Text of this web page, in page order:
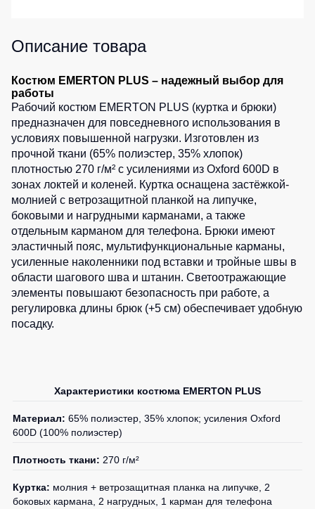
Батники
молнии
Батники
Tours
Свитшоты
Женские
батники
Детские
батники
Описание товара
Костюм EMERTON PLUS – надежный выбор для
работы
Рабочий костюм EMERTON PLUS (куртка и брюки)
предназначен для повседневного использования в
условиях повышенной нагрузки. Изготовлен из
прочной ткани (65% полиэстер, 35% хлопок)
плотностью 270 г/м² с усилениями из Oxford 600D в
зонах локтей и коленей. Куртка оснащена застёжкой-
молнией с ветрозащитной планкой на липучке,
боковыми и нагрудными карманами, а также
отдельным карманом для телефона. Брюки имеют
эластичный пояс, мультифункциональные карманы,
усиленные наколенники под вставки и тройные швы в
области шагового шва и штанин. Светоотражающие
элементы повышают безопасность при работе, а
регулировка длины брюк (+5 см) обеспечивает удобную
посадку.
Характеристики костюма EMERTON PLUS
Материал: 65% полиэстер, 35% хлопок; усиления Oxford
600D (100% полиэстер)
Плотность ткани: 270 г/м²
Куртка: молния + ветрозащитная планка на липучке, 2
боковых кармана, 2 нагрудных, 1 карман для телефона